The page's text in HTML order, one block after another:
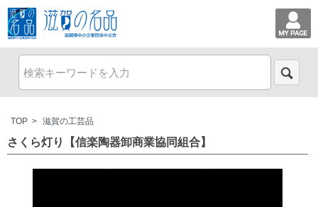
TOP > 滋賀の工芸品
さくら灯り【信楽陶器卸商業協同組合】